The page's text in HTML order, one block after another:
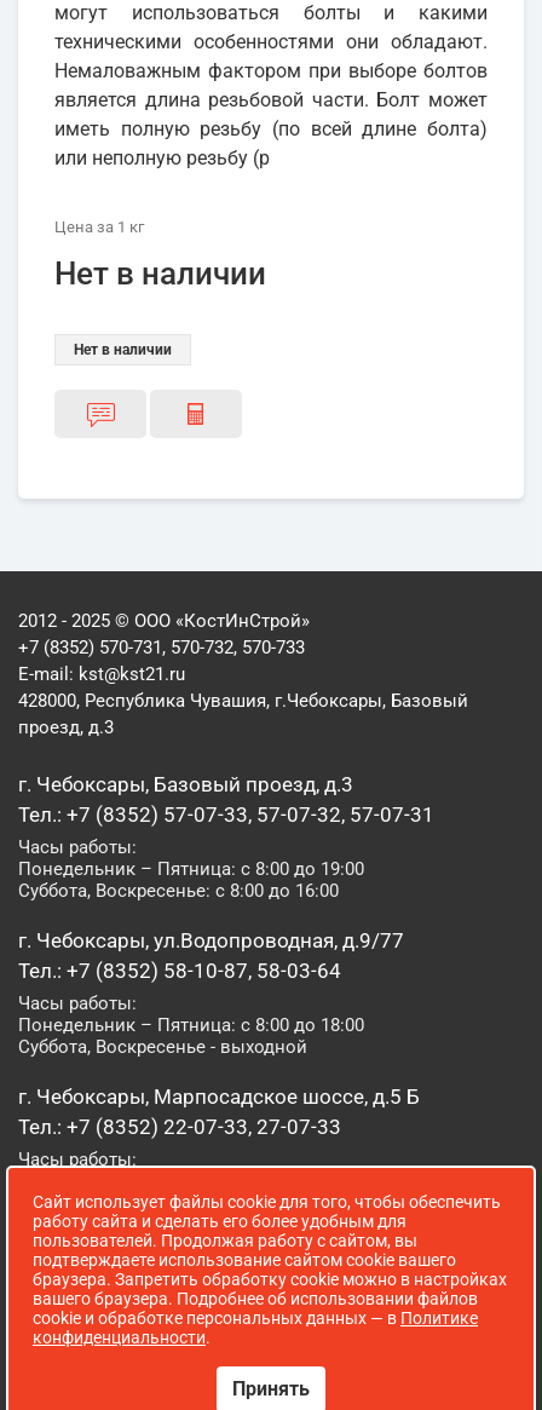
могут использоваться болты и какими
техническими особенностями они обладают.
Немаловажным фактором при выборе болтов
является длина резьбовой части. Болт может
иметь полную резьбу (по всей длине болта)
или неполную резьбу (р
Цена за 1 кг
Нет в наличии
Нет в наличии
2012 - 2025 © ООО «КостИнСтрой»
+7 (8352) 570-731, 570-732, 570-733
E-mail: kst@kst21.ru
428000, Республика Чувашия, г.Чебоксары, Базовый
проезд, д.3
г. Чебоксары, Базовый проезд, д.3
Тел.: +7 (8352) 57-07-33, 57-07-32, 57-07-31
Часы работы:
Понедельник – Пятница: с 8:00 до 19:00
Суббота, Воскресенье: с 8:00 до 16:00
г. Чебоксары, ул.Водопроводная, д.9/77
Тел.: +7 (8352) 58-10-87, 58-03-64
Часы работы:
Понедельник – Пятница: с 8:00 до 18:00
Суббота, Воскресенье - выходной
г. Чебоксары, Марпосадское шоссе, д.5 Б
Тел.: +7 (8352) 22-07-33, 27-07-33
Часы работы:
Суббота, Воскресенье: с 8:00 до 16:00
г. Йошкар-Ола, ул. Луначарского, д. 52 А
Тел.: (8362) 41-07-31
Часы работы:
Понедельник – Пятница: с 8:00 до 18:00
Сайт использует файлы cookie для того, чтобы обеспечить
работу сайта и сделать его более удобным для
пользователей. Продолжая работу с сайтом, вы
подтверждаете использование сайтом cookie вашего
браузера. Запретить обработку cookie можно в настройках
вашего браузера. Подробнее об использовании файлов
cookie и обработке персональных данных — в Политике
конфиденциальности.
Принять